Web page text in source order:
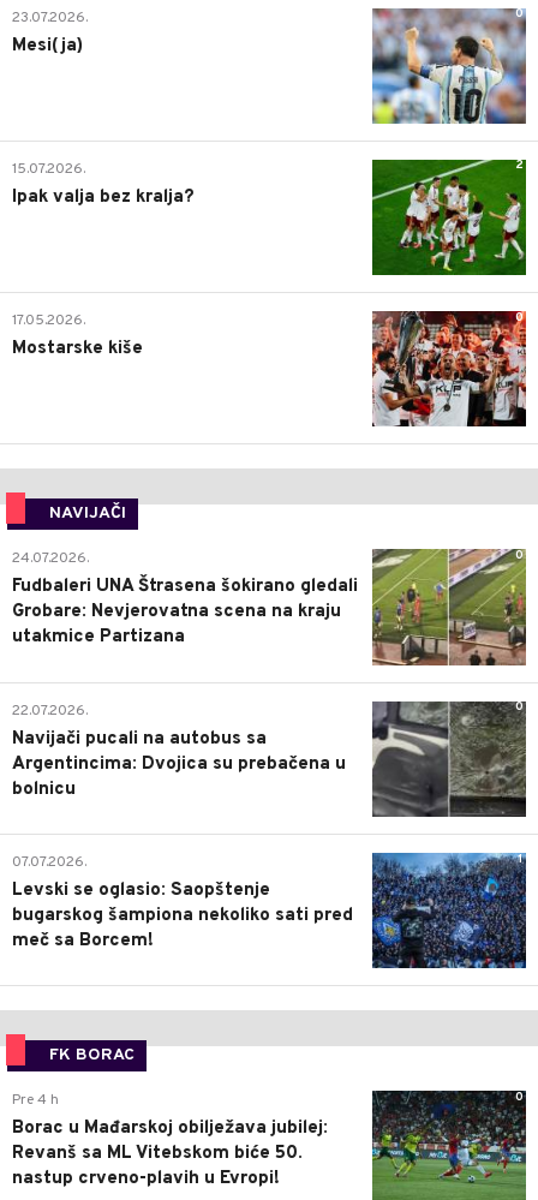
0
23.07.2026.
Mesi(ja)
2
15.07.2026.
Ipak valja bez kralja?
0
17.05.2026.
Mostarske kiše
NAVIJAČI
0
24.07.2026.
Fudbaleri UNA Štrasena šokirano gledali
Grobare: Nevjerovatna scena na kraju
utakmice Partizana
0
22.07.2026.
Navijači pucali na autobus sa
Argentincima: Dvojica su prebačena u
bolnicu
1
07.07.2026.
Levski se oglasio: Saopštenje
bugarskog šampiona nekoliko sati pred
meč sa Borcem!
FK BORAC
0
Pre 4 h
Borac u Mađarskoj obilježava jubilej:
Revanš sa ML Vitebskom biće 50.
nastup crveno-plavih u Evropi!